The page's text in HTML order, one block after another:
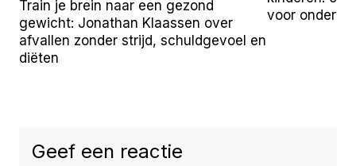
Train je brein naar een gezond
gewicht: Jonathan Klaassen over
afvallen zonder strijd, schuldgevoel en
diëten
voor
Geef een reactie